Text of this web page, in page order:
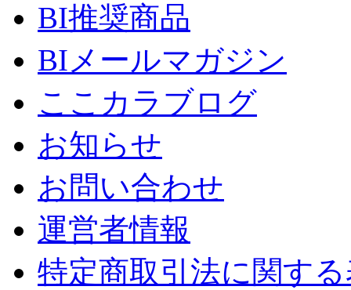
BI推奨商品
BIメールマガジン
ここカラブログ
お知らせ
お問い合わせ
運営者情報
特定商取引法に関す